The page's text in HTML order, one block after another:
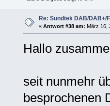
Re: Sundtek DAB/DAB+/
« Antwort #38 am: März 16,
Hallo
seit nunmehr
besprochenen